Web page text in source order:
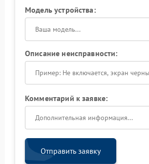
Модель устройства:
Описание неисправности:
Комментарий к заявке:
Отправить заявку